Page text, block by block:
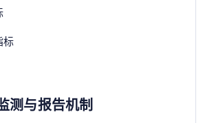
标
测与报告机制